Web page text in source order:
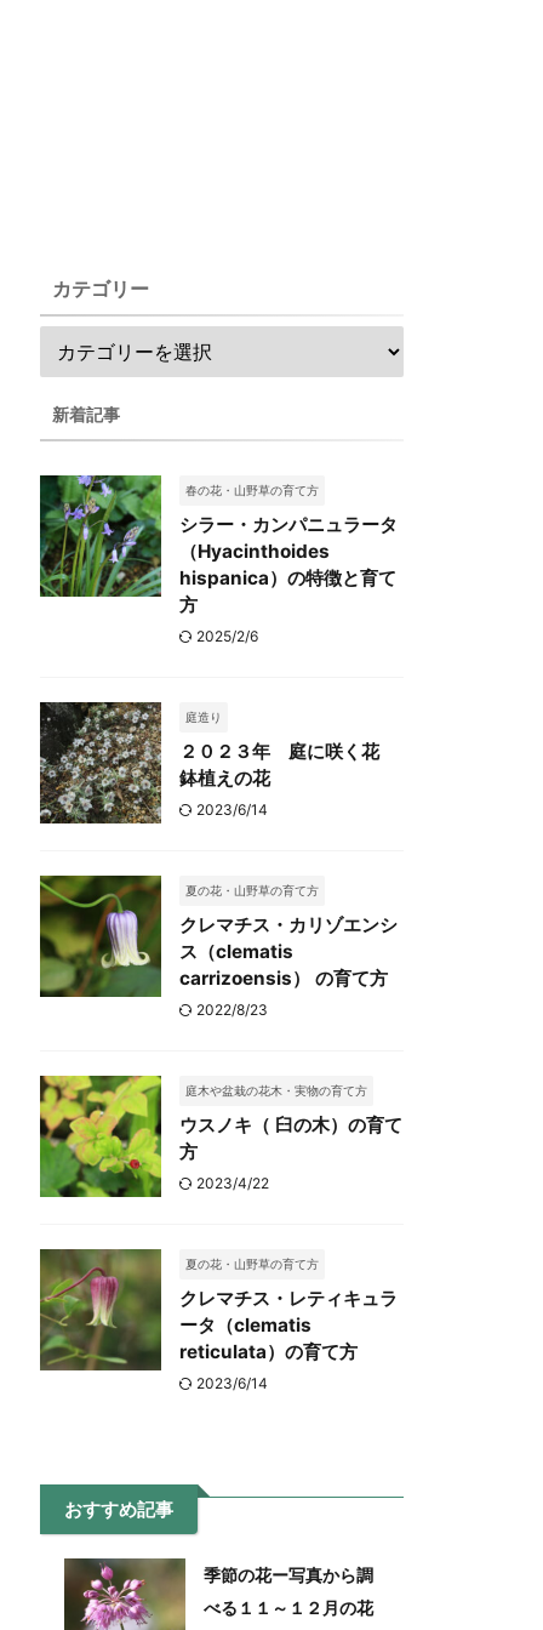
カテゴリー
新着記事
春の花・山野草の育て方
シラー・カンパニュラータ
（Hyacinthoides
hispanica）の特徴と育て
方
2025/2/6
庭造り
２０２３年 庭に咲く花
鉢植えの花
2023/6/14
夏の花・山野草の育て方
クレマチス・カリゾエンシ
ス（clematis
carrizoensis） の育て方
2022/8/23
庭木や盆栽の花木・実物の育て方
ウスノキ（ 臼の木）の育て
方
2023/4/22
夏の花・山野草の育て方
クレマチス・レティキュラ
ータ（clematis
reticulata）の育て方
2023/6/14
おすすめ記事
季節の花ー写真から調
べる１１～１２月の花